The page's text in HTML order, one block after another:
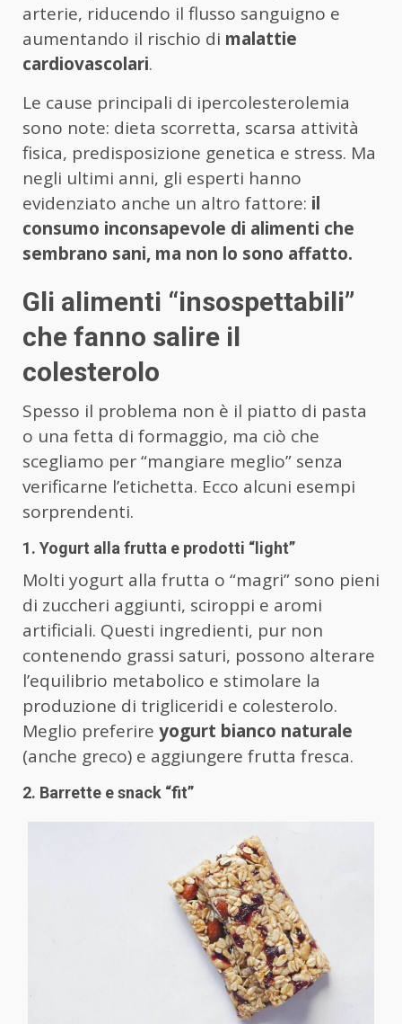
arterie, riducendo il flusso sanguigno e
aumentando il rischio di malattie
cardiovascolari.
Le cause principali di ipercolesterolemia
sono note: dieta scorretta, scarsa attività
fisica, predisposizione genetica e stress. Ma
negli ultimi anni, gli esperti hanno
evidenziato anche un altro fattore: il
consumo inconsapevole di alimenti che
sembrano sani, ma non lo sono affatto.
Gli alimenti “insospettabili”
che fanno salire il
colesterolo
Spesso il problema non è il piatto di pasta
o una fetta di formaggio, ma ciò che
scegliamo per “mangiare meglio” senza
verificarne l’etichetta. Ecco alcuni esempi
sorprendenti.
1. Yogurt alla frutta e prodotti “light”
Molti yogurt alla frutta o “magri” sono pieni
di zuccheri aggiunti, sciroppi e aromi
artificiali. Questi ingredienti, pur non
contenendo grassi saturi, possono alterare
l’equilibrio metabolico e stimolare la
produzione di trigliceridi e colesterolo.
Meglio preferire yogurt bianco naturale
(anche greco) e aggiungere frutta fresca.
2. Barrette e snack “fit”